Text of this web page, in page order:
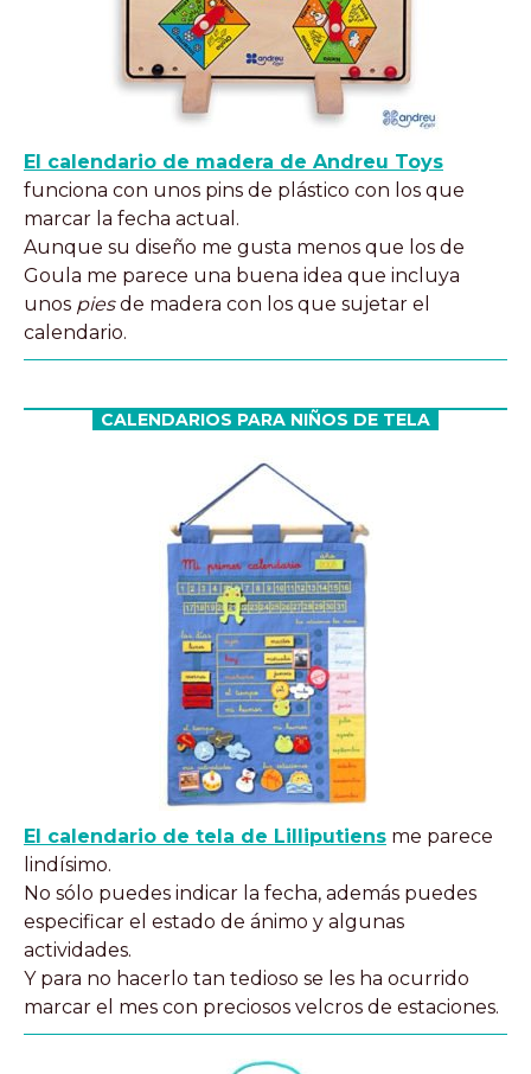
El calendario de madera de Andreu Toys
funciona con unos pins de plástico con los que
marcar la fecha actual.
Aunque su diseño me gusta menos que los de
Goula me parece una buena idea que incluya
unos piesde madera con los que sujetar el
calendario.
CALENDARIOS PARA NIÑOS DE TELA
El calendario de tela de Lilliputiens me parece
lindísimo.
No sólo puedes indicar la fecha, además puedes
especificar el estado de ánimo y algunas
actividades.
Y para no hacerlo tan tedioso se les ha ocurrido
marcar el mes con preciosos velcros de estaciones.